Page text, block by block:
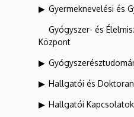
Gyermeknevelési és
Gyógyszer- és
Központ
Hallgatói és
Hallgatói